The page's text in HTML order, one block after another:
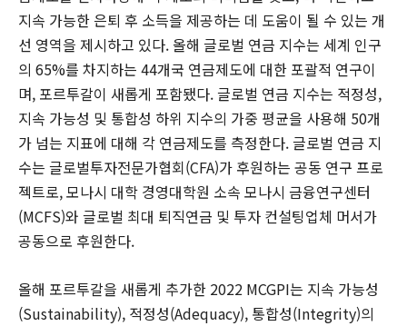
지속 가능한 은퇴 후 소득을 제공하는 데 도움이 될 수 있는 개
선 영역을 제시하고 있다. 올해 글로벌 연금 지수는 세계 인구
의 65%를 차지하는 44개국 연금제도에 대한 포괄적 연구이
며, 포르투갈이 새롭게 포함됐다. 글로벌 연금 지수는 적정성,
지속 가능성 및 통합성 하위 지수의 가중 평균을 사용해 50개
가 넘는 지표에 대해 각 연금제도를 측정한다. 글로벌 연금 지
수는 글로벌투자전문가협회(CFA)가 후원하는 공동 연구 프로
젝트로, 모나시 대학 경영대학원 소속 모나시 금융연구센터
(MCFS)와 글로벌 최대 퇴직연금 및 투자 컨설팅업체 머서가
공동으로 후원한다.
올해 포르투갈을 새롭게 추가한 2022 MCGPI는 지속 가능성
(Sustainability), 적정성(Adequacy), 통합성(Integrity)의